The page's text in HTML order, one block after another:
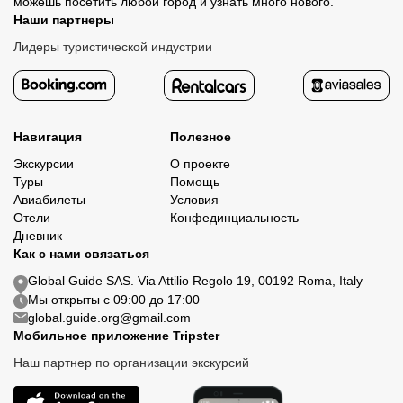
Наши партнеры
Лидеры туристической индустрии
Навигация
Экскурсии
Туры
Авиабилеты
Отели
Дневник
Полезное
О проекте
Помощь
Условия
Конфединциальность
Как с нами связаться
Global Guide SAS. Via Attilio Regolo 19, 00192 Roma, Italy
Мы открыты с 09:00 до 17:00
global.guide.org@gmail.com
Мобильное приложение Tripster
Наш партнер по организации экскурсий